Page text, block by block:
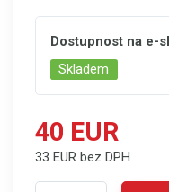
Dostupnost na e-
Skladem
40 EUR
33 EUR bez DPH